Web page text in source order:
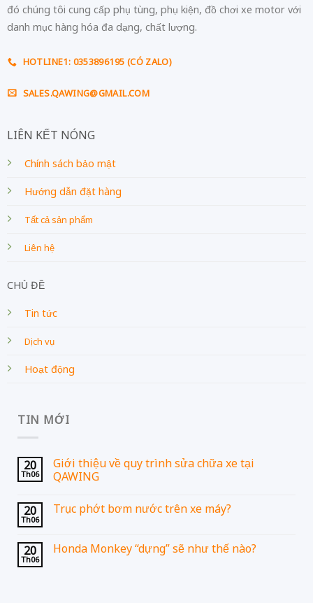
đó chúng tôi cung cấp phụ tùng, phụ kiện, đồ chơi xe motor với
danh mục hàng hóa đa dạng, chất lượng.
HOTLINE1: 0353896195 (CÓ ZALO)
SALES.QAWING@GMAIL.COM
LIÊN KẾT NÓNG
Chính sách bảo mật
Hướng dẫn đặt hàng
Tất cả sản phẩm
Liên hệ
CHỦ ĐỀ
Tin tức
Dịch vụ
Hoạt động
TIN MỚI
20
Th06
Giới thiệu về quy trình sửa chữa xe tại
QAWING
20
Th06
Trục phớt bơm nước trên xe máy?
20
Th06
Honda Monkey “dựng” sẽ như thế nào?